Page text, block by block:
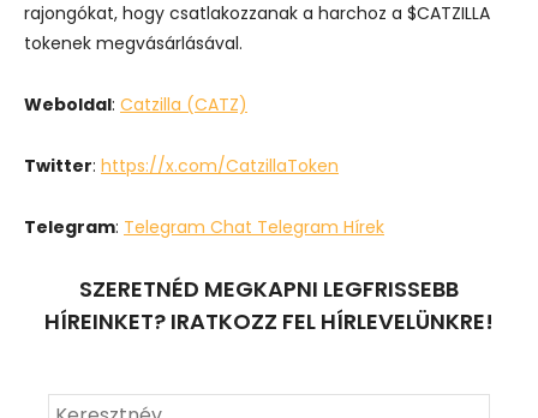
rajongókat, hogy csatlakozzanak a harchoz a $CATZILLA
tokenek megvásárlásával.
Weboldal: Catzilla (CATZ)
Twitter: https://x.com/CatzillaToken
Telegram: Telegram Chat Telegram Hírek
SZERETNÉD MEGKAPNI LEGFRISSEBB
HÍREINKET? IRATKOZZ FEL HÍRLEVELÜNKRE!